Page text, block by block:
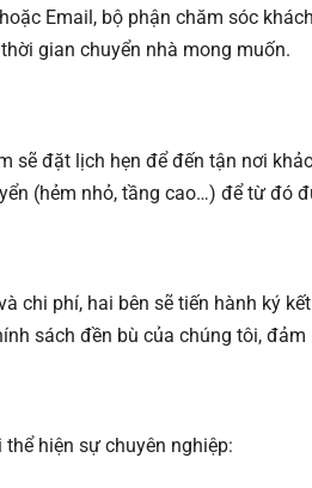
Email, bộ phận chăm sóc
gian chuyển nhà mong muốn.
sẽ đặt lịch hẹn để đến tận nơi
(hẻm nhỏ, tầng cao…) để từ đó
chi phí, hai bên sẽ tiến hành ký
sách đền bù của chúng tôi,
hiện sự chuyên nghiệp: